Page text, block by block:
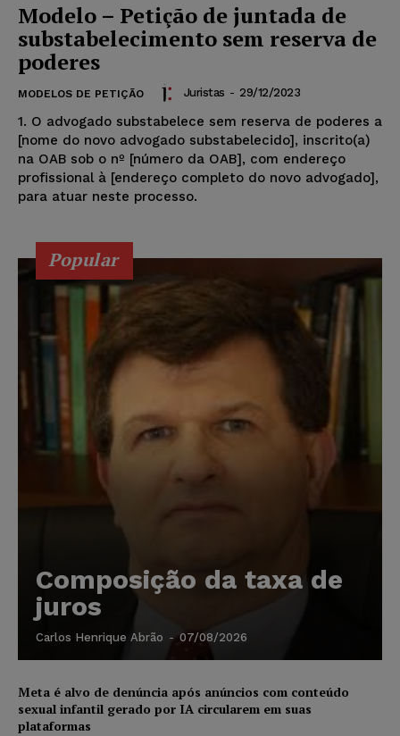
Modelo – Petição de juntada de
substabelecimento sem reserva de
poderes
MODELOS DE PETIÇÃO Juristas - 29/12/2023
1. O advogado substabelece sem reserva de poderes a
[nome do novo advogado substabelecido], inscrito(a)
na OAB sob o nº [número da OAB], com endereço
profissional à [endereço completo do novo advogado],
para atuar neste processo.
Popular
Composição da taxa de
juros
Carlos Henrique Abrão - 07/08/2026
Meta é alvo de denúncia após anúncios com conteúdo
sexual infantil gerado por IA circularem em suas
plataformas